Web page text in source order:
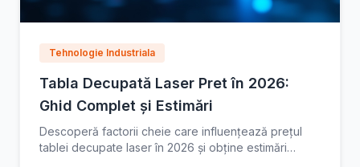
Tehnologie Industriala
Tabla Decupată Laser Pret în 2026:
Ghid Complet și Estimări
Descoperă factorii cheie care influențează prețul
tablei decupate laser în 2026 și obține estimări